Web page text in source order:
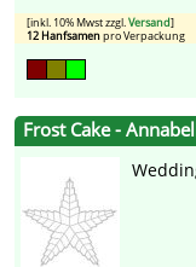
[inkl. 10% Mwst zzgl.Versand]
12 Hanfsamenpro Verpackung
Frost Cake -